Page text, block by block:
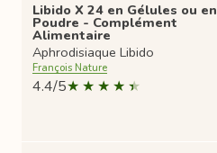
Libido X 24 en Gélules ou en
Poudre - Complément
Alimentaire
Aphrodisiaque Libido
François Nature
4.4/5